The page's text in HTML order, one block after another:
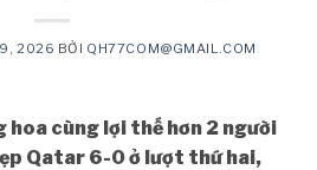
2026 BỞI QH77COM@GMAIL.COM
cùng lợi thế hơn 2 người
Qatar 6-0 ở lượt thứ hai,